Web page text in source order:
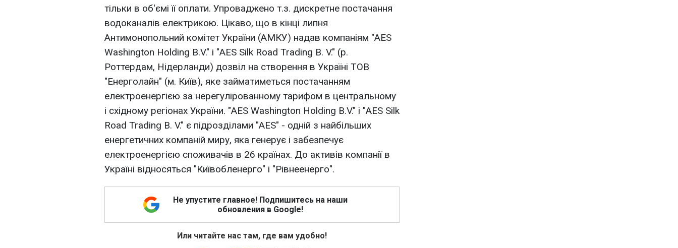
тільки в об'ємі її оплати. Упроваджено т.з. дискретне постачання
водоканалів електрикою. Цікаво, що в кінці липня
Антимонопольний комітет України (АМКУ) надав компаніям "AES
Washington Holding B.V." і "AES Silk Road Trading B. V." (р.
Роттердам, Нідерланди) дозвіл на створення в Україні ТОВ
"Енерголайн" (м. Київ), яке займатиметься постачанням
електроенергією за нерегулірованному тарифом в центральному
і східному регіонах України. "AES Washington Holding B.V." і "AES Silk
Road Trading B. V." є підрозділами "AES" - одній з найбільших
енергетичних компаній миру, яка генерує і забезпечує
електроенергією споживачів в 26 країнах. До активів компанії в
Україні відносяться "Київобленерго" і "Рівнеенерго".
Не упустите главное! Подпишитесь на наши
обновления в Google!
Или читайте нас там, где вам удобно!